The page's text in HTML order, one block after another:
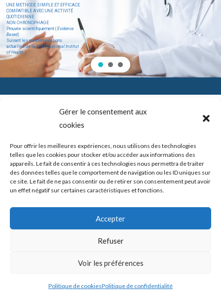
Gérer le consentement aux
cookies
Pour offrir les meilleures expériences, nous utilisons des technologies
telles que les cookies pour stocker et/ou accéder aux informations des
appareils. Le fait de consentir à ces technologies nous permettra de traiter
des données telles que le comportement de navigation ou les ID uniques sur
ce site. Le fait de ne pas consentir ou de retirer son consentement peut avoir
un effet négatif sur certaines caractéristiques et fonctions.
Accepter
Refuser
Voir les préférences
Politique de cookiesPolitique de confidentialité
UNE METHODE SIMPLE ET EFFICACE
COMPATIBLE AVEC UNE ACTIVITÉ
QUOTIDIENNE
NON CHRONOPHAGE
Prouvée scientifiquement ( Evidence
Based)
Suivant les recommandations
actuelles de la NIH( National Institut
of Health )
SADAM (Syndrome Algo-Dysfonctionnel de l’Appareil
l’articulation temporo-mandibulaire) – Troubles temporo-
mandibulaires. Douleurs de l’ATM – Blocage de la mâchoire –
Bruits – Articulation de la mâchoire. Douleur mâchoire
Copyright © 2026 shortcodeATM Guide Douleurs et/ou blocages
de la mâchoire -
Politique de confidentialité
Mis en place par ATM Guide Douleurs et/ou blocages de la